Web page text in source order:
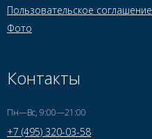
Пользовательское соглашение
Фото
Контакты
Пн—Вс, 9:00—21:00
+7 (495) 320-03-58